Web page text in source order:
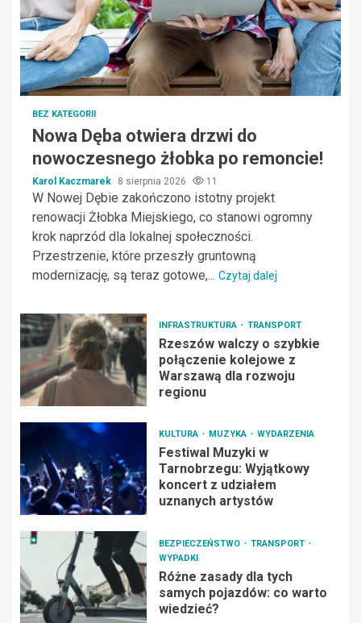
BEZ KATEGORII
Nowa Dęba otwiera drzwi do
nowoczesnego żłobka po remoncie!
Karol Kaczmarek 8 sierpnia 2026 11
W Nowej Dębie zakończono istotny projekt
renowacji Żłobka Miejskiego, co stanowi ogromny
krok naprzód dla lokalnej społeczności.
Przestrzenie, które przeszły gruntowną
modernizację, są teraz gotowe,... Czytaj dalej
INFRASTRUKTURA TRANSPORT
Rzeszów walczy o szybkie
połączenie kolejowe z
Warszawą dla rozwoju
regionu
KULTURA MUZYKA WYDARZENIA
Festiwal Muzyki w
Tarnobrzegu: Wyjątkowy
koncert z udziałem
uznanych artystów
BEZPIECZEŃSTWO
TRANSPORT
WYPADKI
Różne zasady dla tych
samych pojazdów: co warto
wiedzieć?